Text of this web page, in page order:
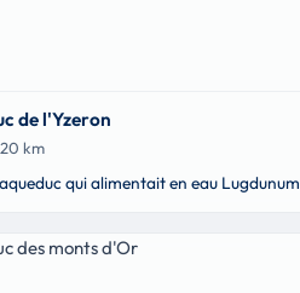
de l'Yzeron
20 km
qui alimentait en eau Lugdunum